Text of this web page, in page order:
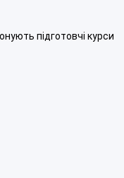
підготовчі курси